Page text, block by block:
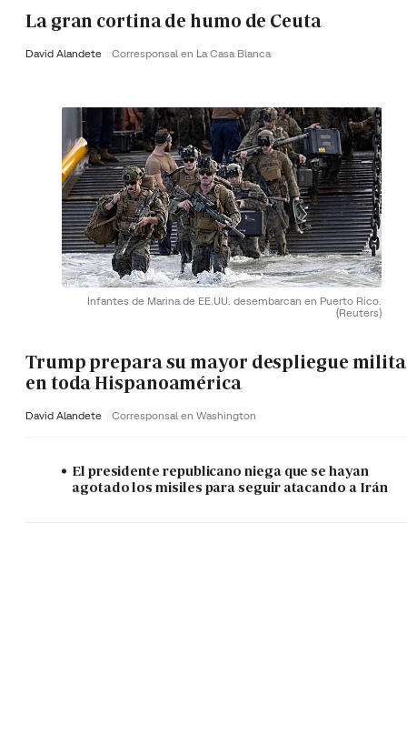
La gran cortina de humo de Ceuta
David Alandete Corresponsal en La Casa Blanca
Infantes de Marina de EE.UU. desembarcan en Puerto Rico.
(Reuters)
Trump prepara su mayor despliegue
en toda Hispanoamérica
David Alandete Corresponsal en Washington
El presidente republicano niega que se hayan
agotado los misiles para seguir atacando a Irán